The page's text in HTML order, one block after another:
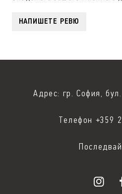
НАПИШЕТЕ РЕВЮ
Адрес: гр. София,
Телефон +359